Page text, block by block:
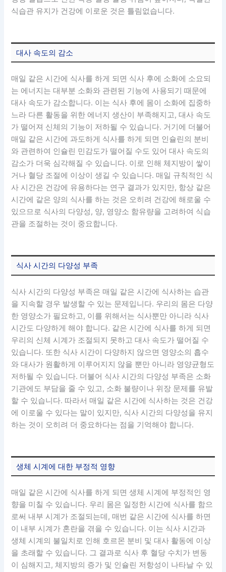
식습관 유지가 건강에 이로운 것은 틀림없습니다.
대사 속도의 감소
매일 같은 시간에 식사를 하게 되면 식사 후에 소화에 소요되
는 에너지는 대부분 소화와 관련된 기능에 사용되기 때문에
대사 속도가 감소합니다. 이는 식사 후에 몸이 소화에 집중하
느라 다른 활동을 위한 에너지 생산이 부족해지고, 대사 속도
가 떨어져 신체의 기능이 저하될 수 있습니다. 거기에 더불어
매일 같은 시간에 과도하게 식사를 하게 되면 인슐린의 분비
와 관련하여 인슐린 민감도가 떨어질 수도 있어 대사 속도의
감소가 더욱 심각해질 수 있습니다. 이로 인해 체지방이 쌓이
거나 혈당 조절에 이상이 생길 수 있습니다. 매일 규칙적인 식
사 시간은 건강에 유용하다는 연구 결과가 있지만, 항상 같은
시간에 같은 양의 식사를 하는 것은 오히려 건강에 해로울 수
있으므로 식사의 다양성, 양, 영양소 함유량을 고려하여 식습
관을 조절하는 것이 중요합니다.
식사 시간의 다양성 부족
식사 시간의 다양성 부족은 매일 같은 시간에 식사하는 습관
을 지속할 경우 발생할 수 있는 문제입니다. 우리의 몸은 다양
한 영양소가 필요하고, 이를 위해서는 식사뿐만 아니라 식사
시간도 다양하게 해야 합니다. 같은 시간에 식사를 하게 되면
우리의 신체 시계가 조절되지 못하고 대사 속도가 떨어질 수
있습니다. 또한 식사 시간이 다양하지 않으면 영양소의 흡수
와 대사가 원활하게 이루어지지 않을 뿐만 아니라 영양균형도
저하될 수 있습니다. 더불어 식사 시간의 다양성 부족은 소화
기관에도 부담을 줄 수 있고, 소화 불량이나 위장 문제를 유발
할 수 있습니다. 따라서 매일 같은 시간에 식사하는 것은 건강
에 이로울 수 있다는 말이 있지만, 식사 시간의 다양성을 유지
하는 것이 오히려 더 중요하다는 점을 기억해야 합니다.
생체 시계에 대한 부정적 영향
매일 같은 시간에 식사를 하게 되면 생체 시계에 부정적인 영
향을 미칠 수 있습니다. 우리 몸은 일정한 시간에 식사를 함으
로써 내부 시계가 조절되는데, 매번 같은 시간에 식사를 하면
이 내부 시계가 혼란을 겪을 수 있습니다. 이는 식사 시간과
생체 시계의 불일치로 인해 호르몬 분비 및 대사 활동에 이상
을 초래할 수 있습니다. 그 결과로 식사 후 혈당 수치가 변동
이 심해지고, 체지방의 증가 및 인슐린 저항성이 나타날 수 있